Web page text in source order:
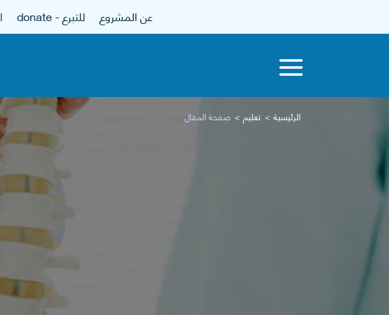
عن المشروع للتبرع - donate
الرئيسية تعليم صفحة المقال